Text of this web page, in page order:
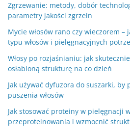
Zgrzewanie: metody, dobór
parametry jakości zgrzein
Mycie włosów rano czy wieczorem –
typu włosów i pielęgnacyjnych
Włosy po rozjaśnianiu: jak
osłabioną strukturę na co dzień
Jak używać dyfuzora do suszarki,
puszenia włosów
Jak stosować proteiny w pielęgnacji
przeproteinowania i wzmocnić